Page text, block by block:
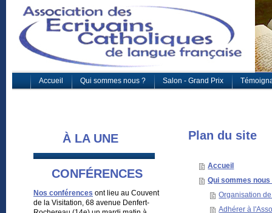
Accueil Qui sommes nous ? Salon - Grand Prix
À LA UNE
CONFÉRENCES
Nos conférences ont lieu au Couvent
de la Visitation, 68 avenue Denfert-
Plan du site
Accueil
Qui sommes nous
Organisation
Adhérer à